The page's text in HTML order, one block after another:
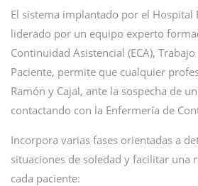
El sistema implantado por el Hospital
liderado por un equipo experto
Continuidad Asistencial (ECA),
Paciente, permite que cualquier
Ramón y Cajal, ante la sospecha de
contactando con la Enfermería de
Incorpora varias fases orientadas a
situaciones de soledad y facilitar una
cada paciente: